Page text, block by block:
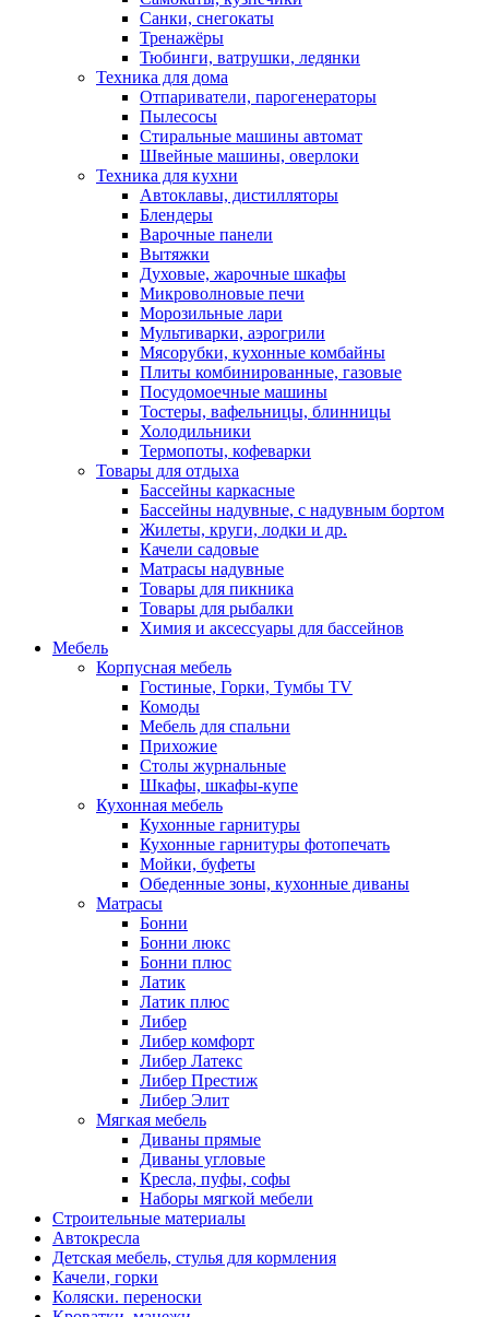
Санки, снегокаты
Тренажёры
Тюбинги, ватрушки, ледянки
Техника для дома
Отпариватели, парогенераторы
Пылесосы
Стиральные машины автомат
Швейные машины, оверлоки
Техника для кухни
Автоклавы, дистилляторы
Блендеры
Варочные панели
Вытяжки
Духовые, жарочные шкафы
Микроволновые печи
Морозильные лари
Мультиварки, аэрогрили
Мясорубки, кухонные комбайны
Плиты комбинированные, газовые
Посудомоечные машины
Тостеры, вафельницы, блинницы
Холодильники
Термопоты, кофеварки
Товары для отдыха
Бассейны каркасные
Бассейны надувные, с надувным бортом
Жилеты, круги, лодки и др.
Качели садовые
Матрасы надувные
Товары для пикника
Товары для рыбалки
Химия и аксессуары для бассейнов
Мебель
Корпусная мебель
Гостиные, Горки, Тумбы TV
Комоды
Мебель для спальни
Прихожие
Столы журнальные
Шкафы, шкафы-купе
Кухонная мебель
Кухонные гарнитуры
Кухонные гарнитуры фотопечать
Мойки, буфеты
Обеденные зоны, кухонные диваны
Матрасы
Бонни
Бонни люкс
Бонни плюс
Латик
Латик плюс
Либер
Либер комфорт
Либер Латекс
Либер Престиж
Либер Элит
Мягкая мебель
Диваны прямые
Диваны угловые
Кресла, пуфы, софы
Наборы мягкой мебели
Строительные материалы
Автокресла
Детская мебель, стулья для кормления
Качели, горки
Коляски. переноски